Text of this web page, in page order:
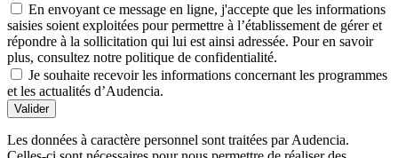
En envoyant ce message en ligne, j'accepte que les informations
saisies soient exploitées pour permettre à l’établissement de gérer et
répondre à la sollicitation qui lui est ainsi adressée. Pour en savoir
plus, consultez notre politique de confidentialité.
Je souhaite recevoir les informations concernant les programmes
et les actualités d’Audencia.
Valider
Les données à caractère personnel sont traitées par Audencia.